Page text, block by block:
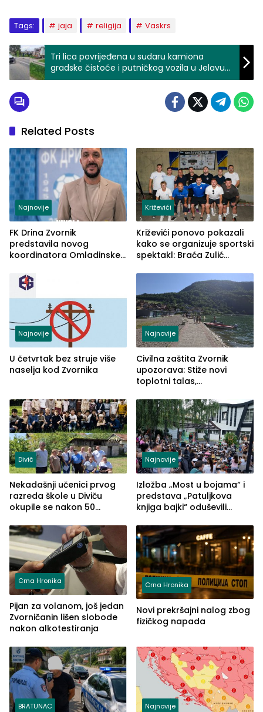
Tags: jaja religija Vaskrs
Tri lica povrijeđena u sudaru kamiona
gradske čistoće i putničkog vozila u Jelavu
kod Loznice (FOTO)
Related Posts
Najnovije
FK Drina Zvornik
predstavila novog
koordinatora Omladinske
Križevići
Križevići ponovo pokazali
kako se organizuje sportski
spektakl: Braća Zulić
Najnovije
U četvrtak bez struje više
naselja kod Zvornika
Najnovije
Civilna zaštita Zvornik
upozorava: Stiže novi
toplotni talas,
Divič
Nekadašnji učenici prvog
razreda škole u Diviču
okupile se nakon 50
Pašić im održao čas
(FOTO)
Najnovije
Izložba „Most u bojama“ i
predstava „Patuljkova
knjiga bajki“ oduševili
Crna Hronika
Pijan za volanom, još jedan
Zvorničanin lišen slobode
nakon alkotestiranja
Crna Hronika
Novi prekršajni nalog zbog
fizičkog napada
BRATUNAC Najnovije